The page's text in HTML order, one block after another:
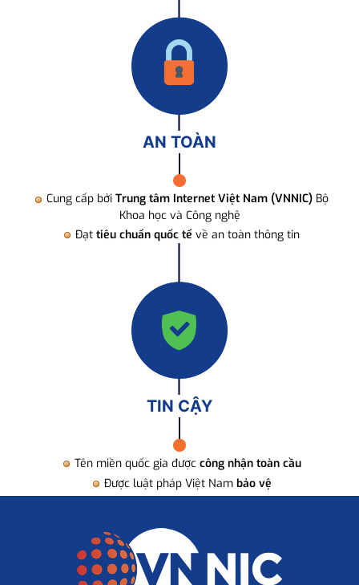
AN TOÀN
Cung cấp bởi Trung tâm Internet Việt Nam (VNNIC) Bộ
Khoa học và Công nghệ
Đạt tiêu chuẩn quốc tế về an toàn thông tin
TIN CẬY
Tên miền quốc gia được công nhận toàn cầu
Được luật pháp Việt Nam bảo vệ